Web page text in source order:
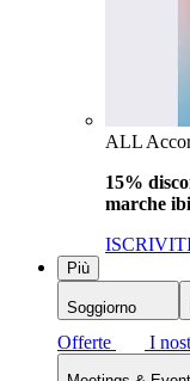
ALL
15%
marche
Più
Soggiorno
Offerte
I